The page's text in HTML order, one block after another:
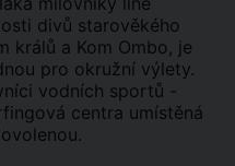
divů starověkého
králů a Kom Ombo, je
pro okružní výlety.
vodních sportů -
centra umístěná